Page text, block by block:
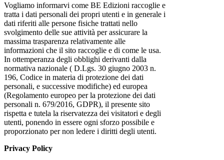
Vogliamo informarvi come BE Edizioni raccoglie e
tratta i dati personali dei propri utenti e in generale i
dati riferiti alle persone fisiche trattati nello
svolgimento delle sue attività per assicurare la
massima trasparenza relativamente alle
informazioni che il sito raccoglie e di come le usa.
In ottemperanza degli obblighi derivanti dalla
normativa nazionale ( D.Lgs. 30 giugno 2003 n.
196, Codice in materia di protezione dei dati
personali, e successive modifiche) ed europea
(Regolamento europeo per la protezione dei dati
personali n. 679/2016, GDPR), il presente sito
rispetta e tutela la riservatezza dei visitatori e degli
utenti, ponendo in essere ogni sforzo possibile e
proporzionato per non ledere i diritti degli utenti.
Privacy Policy